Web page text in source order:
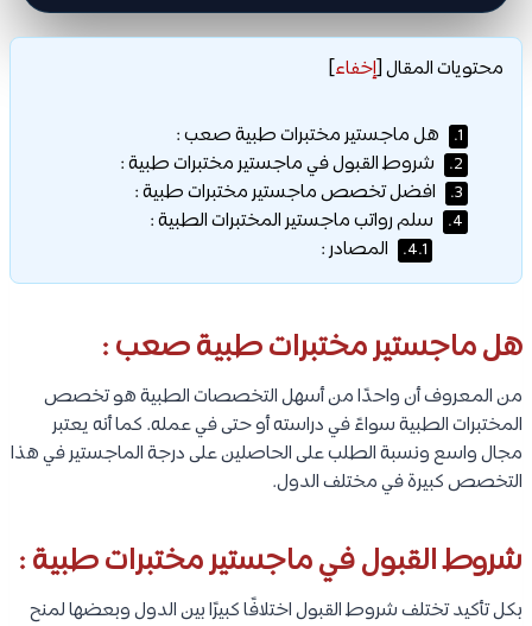
محتويات المقال[إخفاء]
1. هل ماجستير مختبرات طبية صعب :
2. شروط القبول في ماجستير مختبرات طبية :
3. افضل تخصص ماجستير مختبرات طبية :
4. سلم رواتب ماجستير المختبرات الطبية :
4.1. المصادر :
هل ماجستير مختبرات طبية صعب :
من المعروف أن واحدًا من أسهل التخصصات الطبية هو تخصص
المختبرات الطبية سواءً في دراسته أو حتى في عمله. كما أنه يعتبر
مجال واسع ونسبة الطلب على الحاصلين على درجة الماجستير في هذا
التخصص كبيرة في مختلف الدول.
شروط القبول في ماجستير مختبرات طبية :
بكل تأكيد تختلف شروط القبول اختلافًا كبيرًا بين الدول وبعضها لمنح